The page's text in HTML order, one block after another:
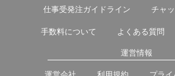
仕事受発注ガイドライン チャ
手数料について よくある質問
運営情報